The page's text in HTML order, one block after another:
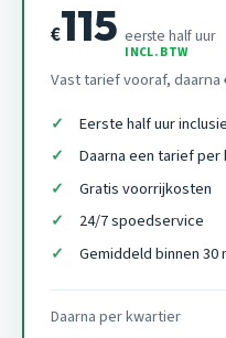
€115 eerste half uur
INCL. BTW
Vast tarief vooraf, daarna
Eerste half uur
Daarna een tarief
Gratis voorrijkosten
24/7 spoedservice
Gemiddeld binnen
Daarna per kwartier